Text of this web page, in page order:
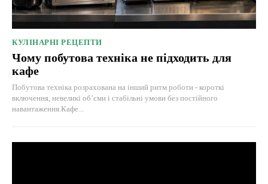
КУЛІНАРНІ РЕЦЕПТИ
Чому побутова техніка не підходить для
кафе
Побутова техніка розрахована на інший ритм роботи - короткі
включення, невеликі об’єми і стабільні умови без постійного
навантаження.Кафе...